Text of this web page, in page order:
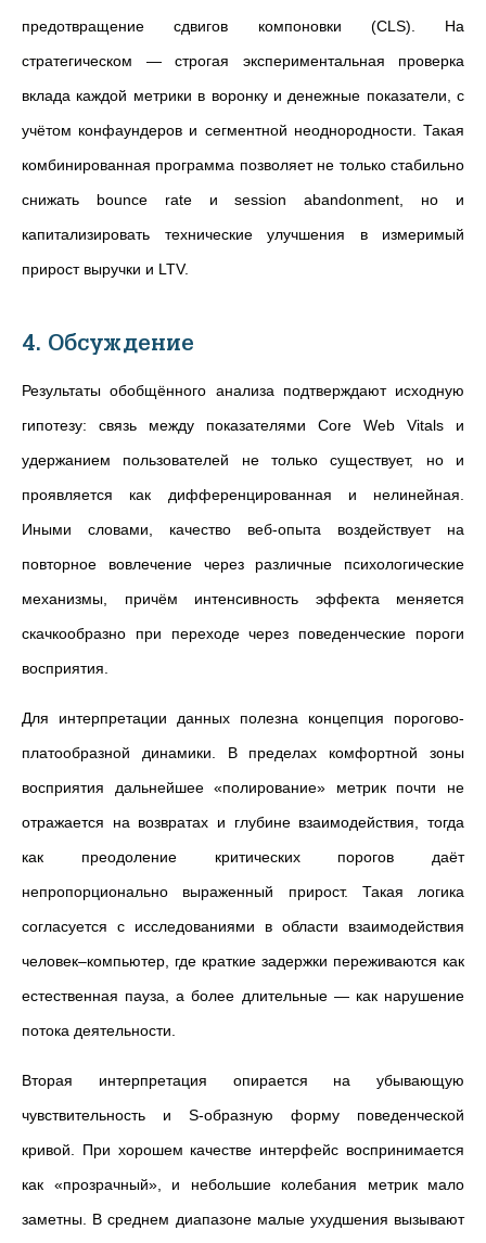
предотвращение сдвигов компоновки (CLS). На
стратегическом — строгая экспериментальная проверка
вклада каждой метрики в воронку и денежные показатели, с
учётом конфаундеров и сегментной неоднородности. Такая
комбинированная программа позволяет не только стабильно
снижать bounce rate и session abandonment, но и
капитализировать технические улучшения в измеримый
прирост выручки и LTV.
4. Обсуждение
Результаты обобщённого анализа подтверждают исходную
гипотезу: связь между показателями Core Web Vitals и
удержанием пользователей не только существует, но и
проявляется как дифференцированная и нелинейная.
Иными словами, качество веб-опыта воздействует на
повторное вовлечение через различные психологические
механизмы, причём интенсивность эффекта меняется
скачкообразно при переходе через поведенческие пороги
восприятия.
Для интерпретации данных полезна концепция порогово-
платообразной динамики. В пределах комфортной зоны
восприятия дальнейшее «полирование» метрик почти не
отражается на возвратах и глубине взаимодействия, тогда
как преодоление критических порогов даёт
непропорционально выраженный прирост. Такая логика
согласуется с исследованиями в области взаимодействия
человек–компьютер, где краткие задержки переживаются как
естественная пауза, а более длительные — как нарушение
потока деятельности.
Вторая интерпретация опирается на убывающую
чувствительность и S-образную форму поведенческой
кривой. При хорошем качестве интерфейс воспринимается
как «прозрачный», и небольшие колебания метрик мало
заметны. В среднем диапазоне малые ухудшения вызывают